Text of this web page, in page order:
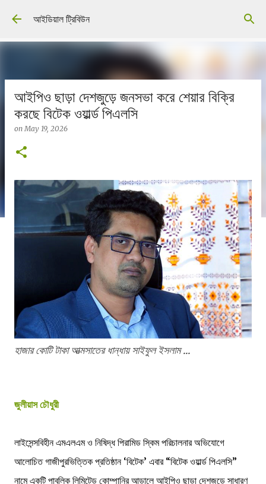
Skip to main content
আইডিয়াল ট্রিবিউন
আইপিও ছাড়া দেশজুড়ে জনসভা করে শেয়ার বিক্রি
করছে বিটেক ওয়ার্ল্ড পিএলসি
onMay 19, 2026
হাজার কোটি টাকা আত্মসাতের ধান্ধায় সাইফুল ইসলাম ...
জুলীয়াস চৌধুরী
লাইসেন্সবিহীন এমএলএম ও নিষিদ্ধ পিরামিড স্কিম পরিচালনার অভিযোগে
আলোচিত গাজীপুরভিত্তিক প্রতিষ্ঠান ‘বিটেক’ এবার “বিটেক ওয়ার্ল্ড পিএলসি”
নামে একটি পাবলিক লিমিটেড কোম্পানির আড়ালে আইপিও ছাড়া দেশজুড়ে সাধারণ